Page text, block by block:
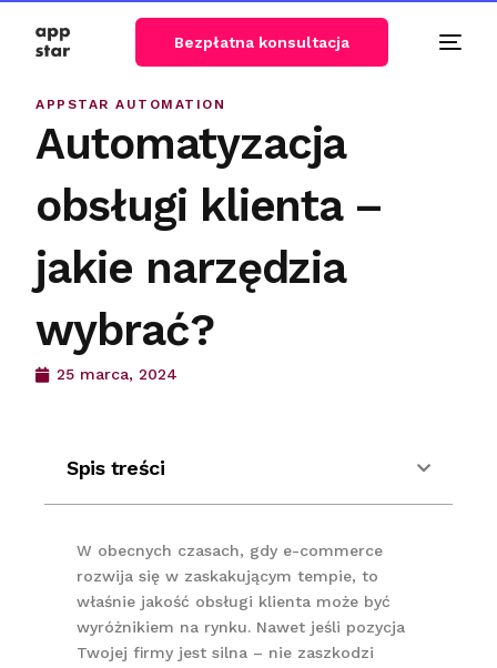
Bezpłatna konsultacja
APPSTAR AUTOMATION
Automatyzacja
obsługi klienta –
jakie narzędzia
wybrać?
25 marca, 2024
Spis treści
W obecnych czasach, gdy e-commerce
rozwija się w zaskakującym tempie, to
właśnie jakość obsługi klienta może być
wyróżnikiem na rynku. Nawet jeśli pozycja
Twojej firmy jest silna – nie zaszkodzi